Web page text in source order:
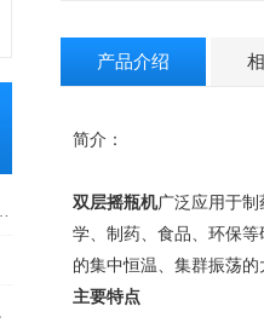
产品介绍
简介：
双层摇瓶机广泛应用于
学、制药、食品、环保
的集中恒温、集群振荡
主要特点